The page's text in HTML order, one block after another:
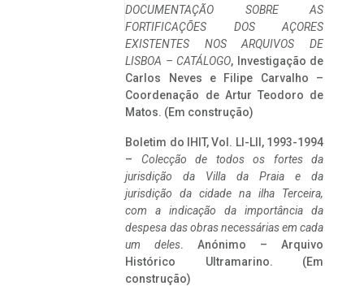
DOCUMENTAÇÃO SOBRE AS
FORTIFICAÇÕES DOS AÇORES
EXISTENTES NOS ARQUIVOS DE
LISBOA – CATÁLOGO, Investigação de
Carlos Neves e Filipe Carvalho –
Coordenação de Artur Teodoro de
Matos. (Em construção)
Boletim do IHIT, Vol. LI-LII, 1993-1994
– Colecção de todos os fortes da
jurisdição da Villa da Praia e da
jurisdição da cidade na ilha Terceira,
com a indicação da importância da
despesa das obras necessárias em cada
um deles. Anónimo – Arquivo
Histórico Ultramarino. (Em
construção)